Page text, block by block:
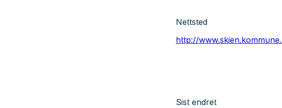
Nettsted
http://
Sist endret